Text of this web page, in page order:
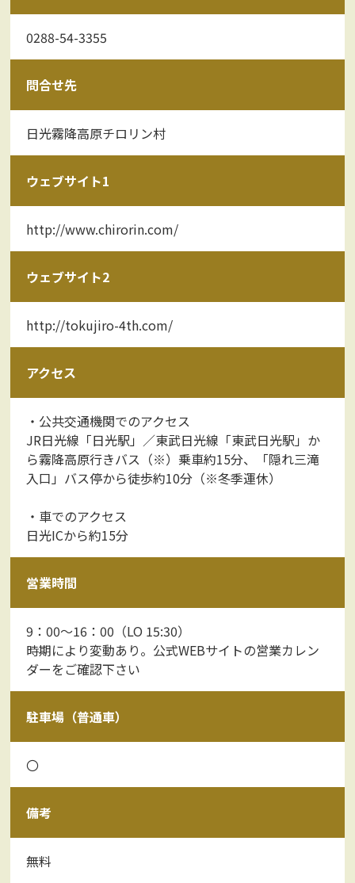
0288-54-3355
問合せ先
日光霧降高原チロリン村
ウェブサイト1
http://www.chirorin.com/
ウェブサイト2
http://tokujiro-4th.com/
アクセス
・公共交通機関でのアクセス
JR日光線「日光駅」／東武日光線「東武日光駅」か
ら霧降高原行きバス（※）乗車約15分、「隠れ三滝
入口」バス停から徒歩約10分（※冬季運休）
・車でのアクセス
日光ICから約15分
営業時間
9：00～16：00（LO 15:30）
時期により変動あり。公式WEBサイトの営業カレン
ダーをご確認下さい
駐車場（普通車）
〇
備考
無料